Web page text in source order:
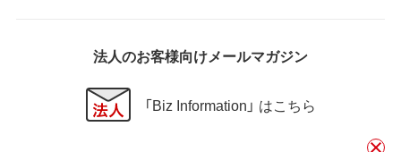
法人のお客様向けメールマガジン
「Biz Information」 はこちら